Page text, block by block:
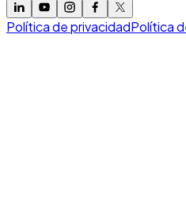
Política de privacidadPolítica